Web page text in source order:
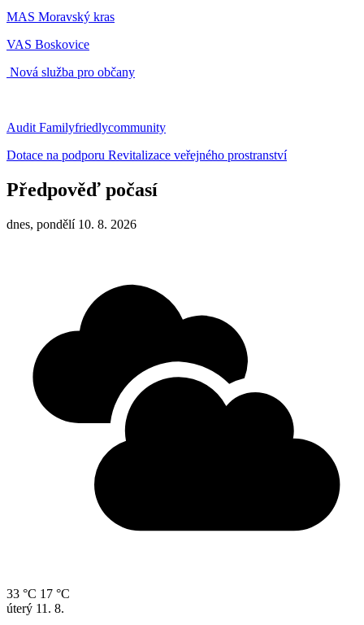
MAS Moravský kras
VAS Boskovice
Nová služba pro občany
Audit Familyfriedlycommunity
Dotace na podporu Revitalizace veřejného prostranství
Předpověď počasí
dnes, pondělí 10. 8. 2026
33 °C 17 °C
úterý 11. 8.